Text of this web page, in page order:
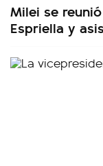
Milei se
Espriella y